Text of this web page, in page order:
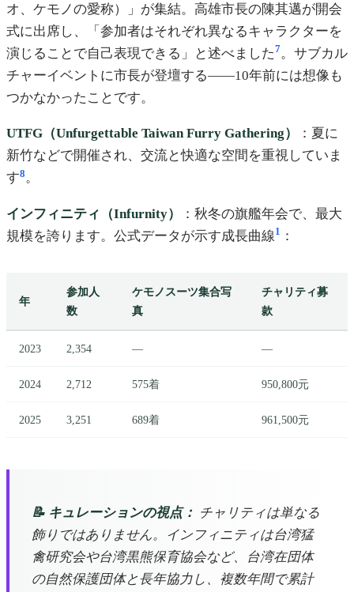
オ、ケモノの愛称）」が集結。高雄市長の陳其邁が開会
式に出席し、「参加者はそれぞれ異なるキャラクターを
演じることで自己表現できる」と述べました7。サブカル
チャーイベントに市長が登壇する——10年前には想像も
つかなかったことです。
UTFG（Unfurgettable Taiwan Furry Gathering）
：夏に
新竹などで開催され、交流と快適な空間を重視していま
す8。
インフィニティ（Infurnity）
：秋冬の旗艦年会で、最大
規模を誇ります。公式データが示す成長曲線1 ：
年
参加人
数
ケモノスーツ集合写
真
チャリティ募
款
2023 2,354 — —
2024 2,712 575着 950,800元
2025 3,251 689着 961,500元
📝 キュレーションの視点： チャリティは単なる
飾りではありません。インフィニティは台湾猛
禽研究会や台湾黒熊保育協会など、台湾在団体
の自然保護団体と長年協力し、複数年間で累計